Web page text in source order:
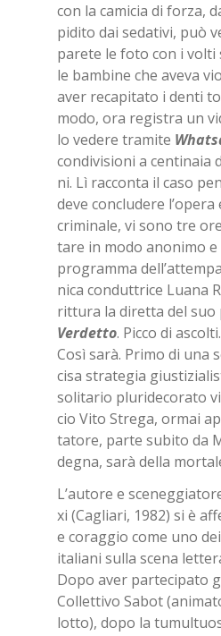
con la ca­mi­cia di for­za,
pi­di­to dai se­da­ti­vi, può
pa­re­te le foto con i
le bam­bi­ne che ave­va
aver re­ca­pi­ta­to i den­ti
modo, ora re­gi­stra un
lo ve­de­re tra­mi­te
con­di­vi­sio­ni a cen­ti­na­ia
ni. Lì rac­con­ta il caso
deve con­clu­de­re l’o­pe­ra
cri­mi­na­le, vi sono tre
ta­re in modo ano­ni­mo
pro­gram­ma
ni­ca con­dut­tri­ce Lua­na
rit­tu­ra la di­ret­ta del
Ver­det­to. Pic­co di
Così sarà. Pri­mo di una
ci­sa stra­te­gia
so­li­ta­rio plu­ri­de­co­ra­to
cio Vito Stre­ga, or­mai
ta­to­re, par­te su­bi­to da
de­gna, sarà del­la
L’au­to­re e
xi (Ca­glia­ri, 1982) si è
e co­rag­gio come uno
ita­lia­ni sul­la sce­na
Dopo aver par­te­ci­pa­to
Col­let­ti­vo Sa­bot
lot­to), dopo la